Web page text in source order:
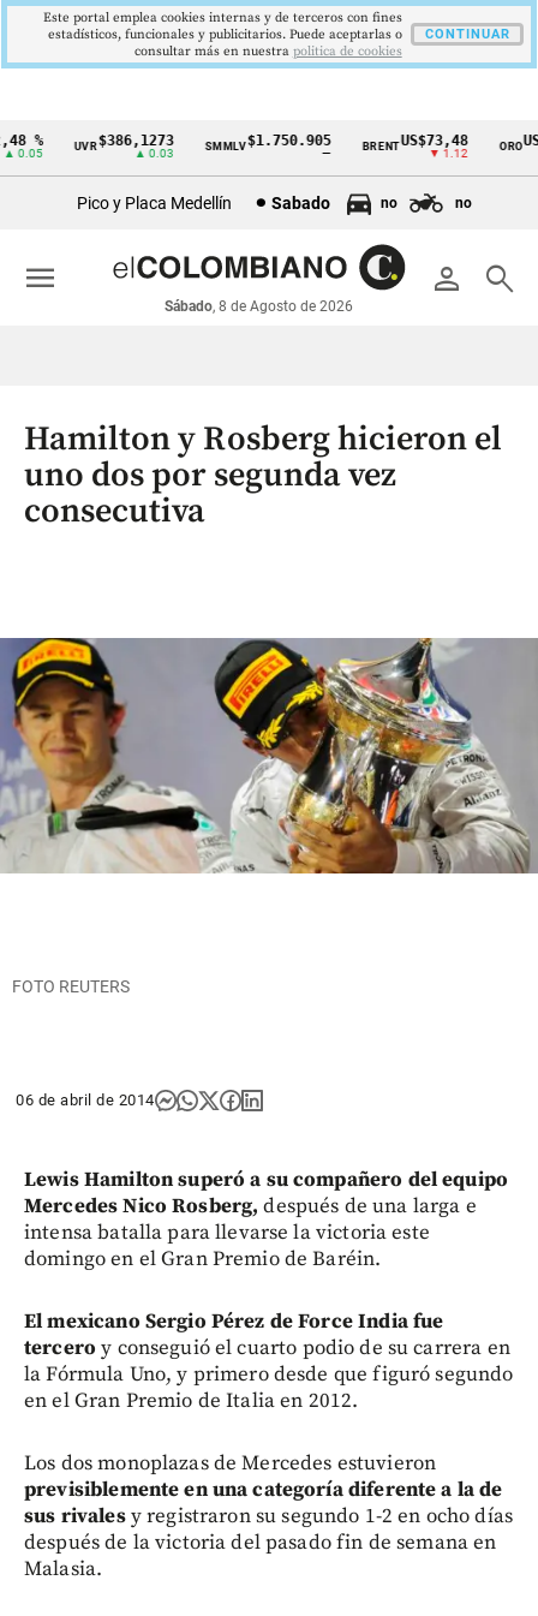
Cintillo
económicos
Colombia
% UVR$386,1273
▲ 0.03
SMMLV$1.750.905 BRENTUS$73,48
▼ 1.12
ORO
Pico y Placa Medellín Sabado no no
person search
Sábado, 8 de Agosto de 2026
menu
Hamilton y Rosberg hicieron el
uno dos por segunda vez
consecutiva
FOTO REUTERS
06 de abril de 2014
Lewis Hamilton superó a su compañero del equipo
Mercedes Nico Rosberg, después de una larga e
intensa batalla para llevarse la victoria este
domingo en el Gran Premio de Baréin.
El mexicano Sergio Pérez de Force India fue
tercero y conseguió el cuarto podio de su carrera en
la Fórmula Uno, y primero desde que figuró segundo
en el Gran Premio de Italia en 2012.
Los dos monoplazas de Mercedes estuvieron
previsiblemente en una categoría diferente a la de
sus rivalesy registraron su segundo 1-2 en ocho días
después de la victoria del pasado fin de semana en
Malasia.
Este portal emplea cookies internas y de terceros con fines
estadísticos, funcionales y publicitarios. Puede aceptarlas o
consultar más en nuestra politica de cookies
CONTINUAR